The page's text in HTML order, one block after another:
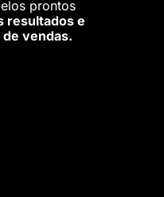
prontos
resultados e
vendas.